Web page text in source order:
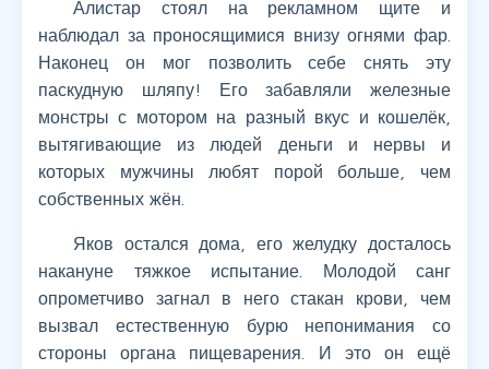
Алистар стоял на рекламном щите и
наблюдал за проносящимися внизу огнями фар.
Наконец он мог позволить себе снять эту
паскудную шляпу! Его забавляли железные
монстры с мотором на разный вкус и кошелёк,
вытягивающие из людей деньги и нервы и
которых мужчины любят порой больше, чем
собственных жён.
Яков остался дома, его желудку досталось
накануне тяжкое испытание. Молодой санг
опрометчиво загнал в него стакан крови, чем
вызвал естественную бурю непонимания со
стороны органа пищеварения. И это он ещё